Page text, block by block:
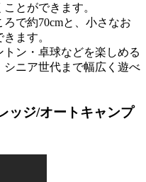
とができます。
で約70cmと、小さなお
ます。
ン・卓球などを楽しめる
ニア世代まで幅広く遊べ
ッジ/オートキャンプ